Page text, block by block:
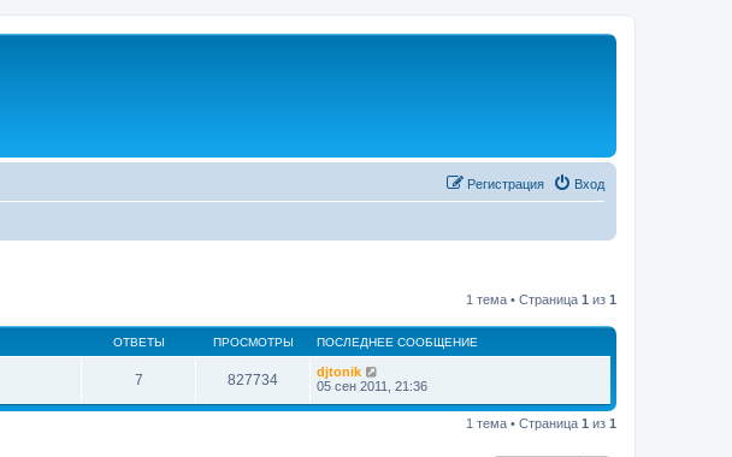
Вход
Регистрация
1 тема • Страница 1 из 1
ОТВЕТЫ ПРОСМОТРЫ ПОСЛЕДНЕЕ СООБЩЕНИЕ
7 827734
djtonik
05 сен 2011, 21:36
1 тема • Страница 1 из 1